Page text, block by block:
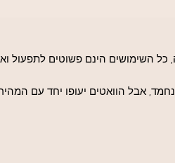
השימושים הינם פשוטים לתפעול
ספורטיבי, זה כיף ונחמד, אבל הוואטים יעופו